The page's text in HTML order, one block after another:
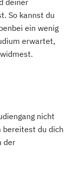
deiner
So kannst du
ein wenig
erwartet,
nicht
bereitest du dich
der